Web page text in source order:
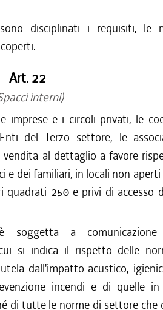
disciplinati i requisiti, le
Art. 22
interni)
imprese e i circoli privati, le
del Terzo settore, le
vendita al dettaglio a favore
e dei familiari, in locali non
quadrati 250 e privi di accesso
è soggetta a
si indica il rispetto delle
dall'impatto acustico,
incendi e di quelle
di tutte le norme di settore che